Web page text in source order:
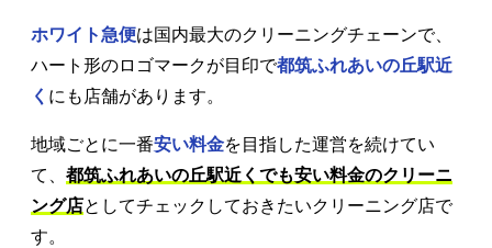
ホワイト急便は国内最大のクリーニングチェーンで、
ハート形のロゴマークが目印で都筑ふれあいの丘駅近
く にも店舗があります。
地域ごとに一番安い料金を目指した運営を続けてい
て、 都筑ふれあいの丘駅近くでも安い料金のクリーニ
ング店としてチェックしておきたいクリーニング店で
す。